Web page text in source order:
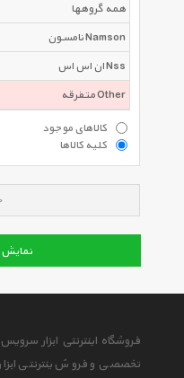
همه گروهها
نامسون Namson
ان اس اس Nss
متفرقه Other
کالاهای موجود
کلیه کالاها
فروشگاه اینترنتی ابزار
تخصصی و فروش ینترنتی